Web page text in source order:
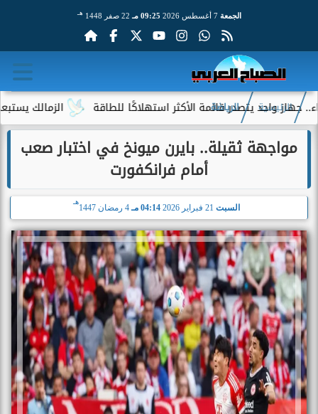
الجمعة 7 أغسطس 2026 09:25 مـ 22 صفر 1448 هـ
الزمالك يستبعد 4 لاعبين شباب من حساباته في الموسم الجديد يتصدر قائمة الأكثر استهلاكًا للطاقة
الرئيسية الرياضة
مواجهة ثقيلة.. بايرن ميونخ في اختبار صعب
أمام فرانكفورت
السبت 04:14 مـ 4 رمضان 1447
هـ